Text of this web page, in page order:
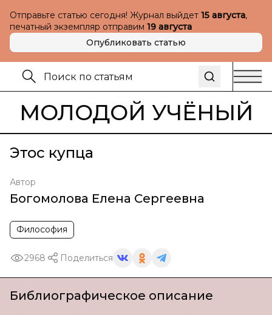
Отправьте статью сегодня! Журнал выйдет 15 августа,
печатный экземпляр отправим 19 августа
Опубликовать статью
МОЛОДОЙ УЧЁНЫЙ
Этос купца
Автор
Богомолова Елена Сергеевна
Философия
2968 Поделиться
Библиографическое описание